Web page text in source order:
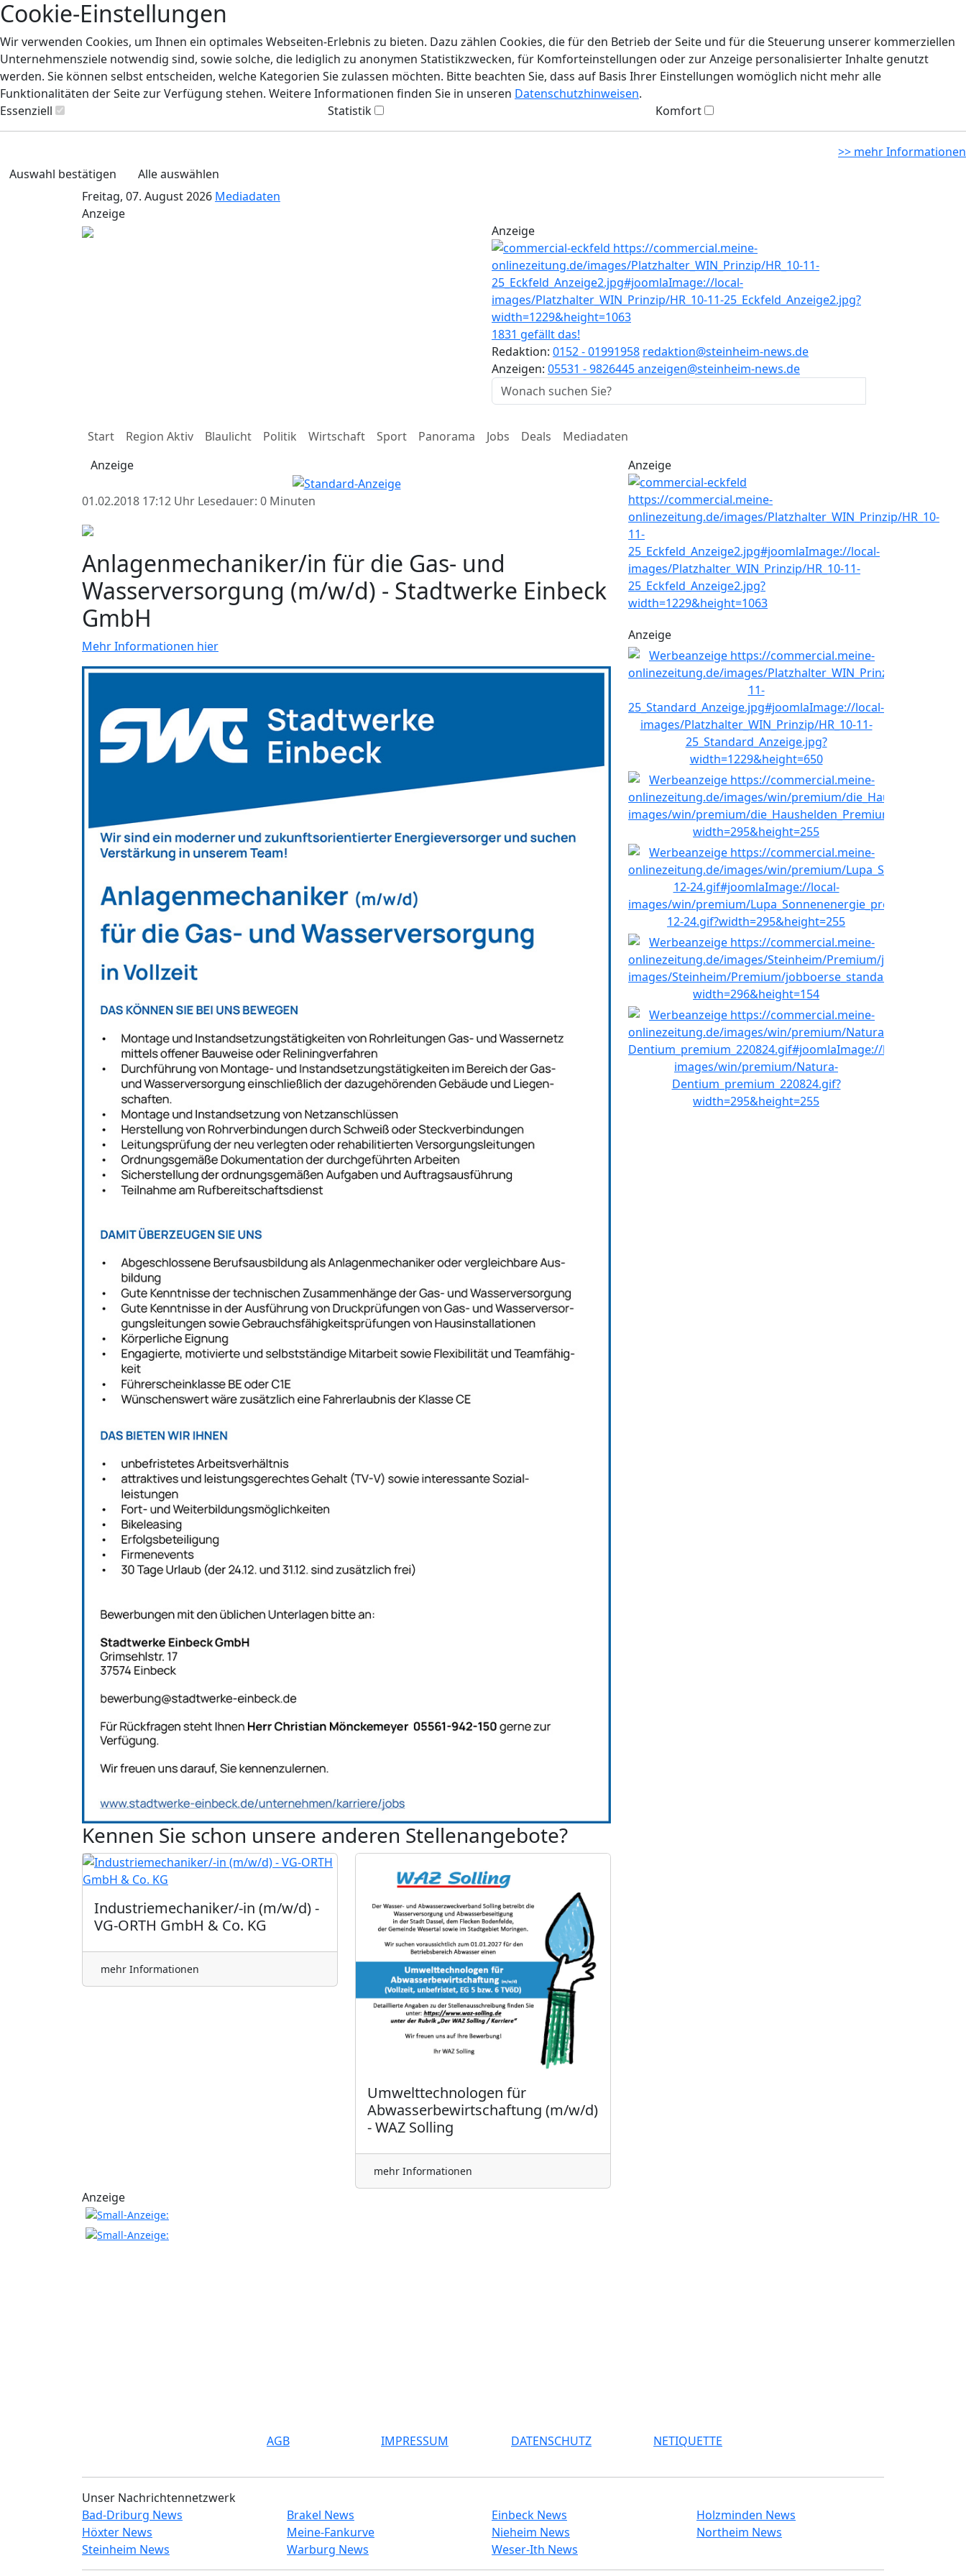
Cookie-Einstellungen
Wir verwenden Cookies, um Ihnen ein optimales Webseiten-Erlebnis zu bieten. Dazu zählen Cookies, die für den Betrieb der Seite und für die Steuerung unserer kommerziellen
Unternehmensziele notwendig sind, sowie solche, die lediglich zu anonymen Statistikzwecken, für Komforteinstellungen oder zur Anzeige personalisierter Inhalte genutzt
werden. Sie können selbst entscheiden, welche Kategorien Sie zulassen möchten. Bitte beachten Sie, dass auf Basis Ihrer Einstellungen womöglich nicht mehr alle
Funktionalitäten der Seite zur Verfügung stehen. Weitere Informationen finden Sie in unseren Datenschutzhinweisen.
Essenziell
Statistik Komfort
>> mehr Informationen
Auswahl bestätigen
Alle auswählen
Freitag, 07. August 2026 Mediadaten
Anzeige
Anzeige
1831 gefällt das!
Redaktion: 0152 - 01991958 redaktion@steinheim-news.de
Anzeigen: 05531 - 9826445anzeigen@steinheim-news.de
Start Region Aktiv Blaulicht Politik Wirtschaft Sport Panorama Jobs Deals
Mediadaten
Anzeige
01.02.2018 17:12 Uhr Lesedauer: 0 Minuten
Anlagenmechaniker/in für die Gas- und
Wasserversorgung (m/w/d) - Stadtwerke Einbeck
GmbH
Mehr Informationen hier
Kennen Sie schon unsere anderen Stellenangebote?
Industriemechaniker/-in (m/w/d) -
VG-ORTH GmbH & Co. KG
mehr Informationen
Umwelttechnologen für
Abwasserbewirtschaftung (m/w/d)
- WAZ Solling
mehr Informationen
Anzeige
Anzeige
Anzeige
AGB IMPRESSUM DATENSCHUTZ NETIQUETTE
Unser Nachrichtennetzwerk
Bad-Driburg News
Brakel News Einbeck News
Holzminden News
Höxter News
Meine-Fankurve Nieheim News
Northeim News
Steinheim News
Warburg News Weser-Ith News